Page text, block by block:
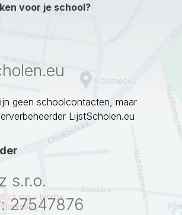
voor je school?
geen schoolcontacten, maar
LijstScholen.eu
s.r.o.
27547876